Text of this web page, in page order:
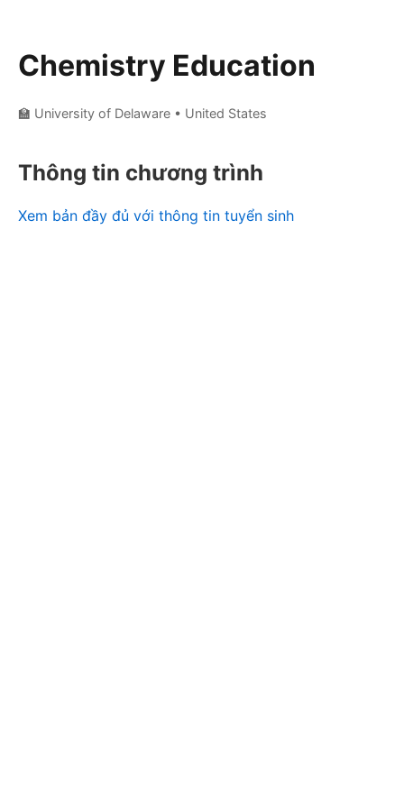
Chemistry Education
🏫 University of Delaware • United States
Thông tin chương trình
Xem bản đầy đủ với thông tin tuyển sinh